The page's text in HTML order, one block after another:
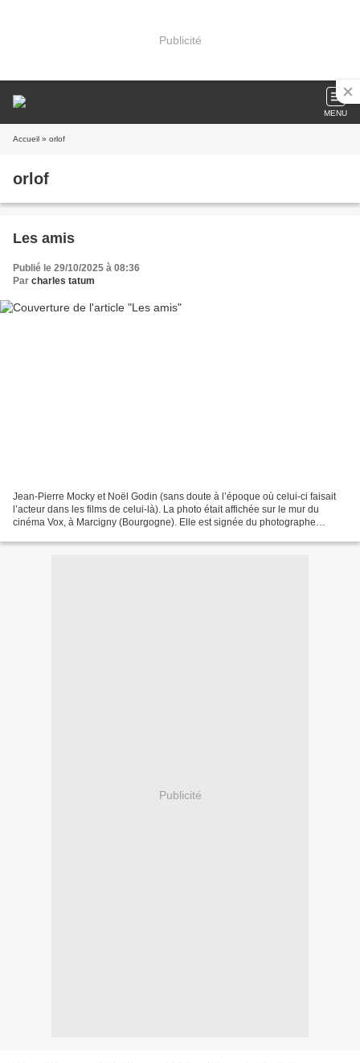
Publicité
MENU
Accueil » orlof
orlof
Les amis
Publié le 29/10/2025 à 08:36
Par charles tatum
Jean-Pierre Mocky et Noël Godin (sans doute à l’époque où celui-ci faisait
l’acteur dans les films de celui-là). La photo était affichée sur le mur du
cinéma Vox, à Marcigny (Bourgogne). Elle est signée du photographe
Publicité